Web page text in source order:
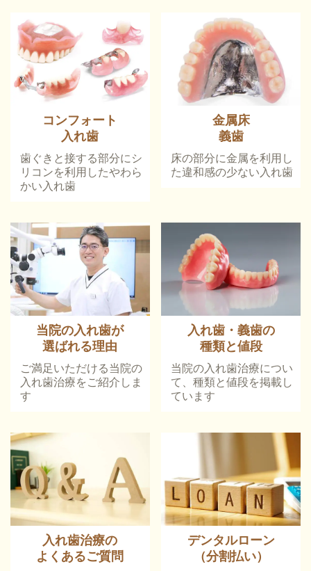
コンフォート
入れ歯
歯ぐきと接する部分にシ
リコンを利用したやわら
かい入れ歯
金属床
義歯
床の部分に金属を利用し
た違和感の少ない入れ歯
当院の入れ歯が
選ばれる理由
ご満足いただける当院の
入れ歯治療をご紹介しま
す
入れ歯・義歯の
種類と値段
当院の入れ歯治療につい
て、種類と値段を掲載し
ています
入れ歯治療の
よくあるご質問
デンタルローン
（分割払い）